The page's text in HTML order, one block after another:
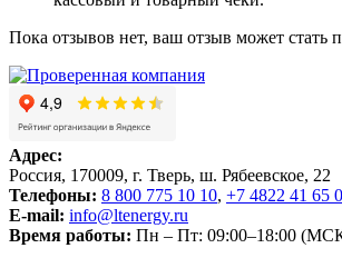
Пока отзывов нет, ваш отзыв может стать
Адрес:
Россия, 170009, г. Тверь, ш. Рябеевское, 22
Телефоны: 8 800 775 10 10, +7 4822 41 65
E-mail: info@ltenergy.ru
Время работы: Пн – Пт: 09:00–18:00